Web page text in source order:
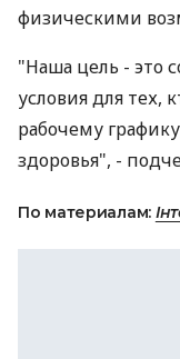
физическими
"Наша цель - это
условия для тех,
рабочему
здоровья", -
По материалам: